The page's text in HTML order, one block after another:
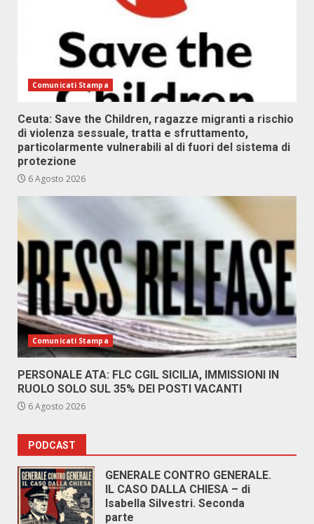
Comunicati Stampa
Ceuta: Save the Children, ragazze migranti a rischio
di violenza sessuale, tratta e sfruttamento,
particolarmente vulnerabili al di fuori del sistema di
protezione
6 Agosto 2026
Comunicati Stampa
PERSONALE ATA: FLC CGIL SICILIA, IMMISSIONI IN
RUOLO SOLO SUL 35% DEI POSTI VACANTI
6 Agosto 2026
PODCAST
GENERALE CONTRO GENERALE.
IL CASO DALLA CHIESA – di
Isabella Silvestri. Seconda
parte